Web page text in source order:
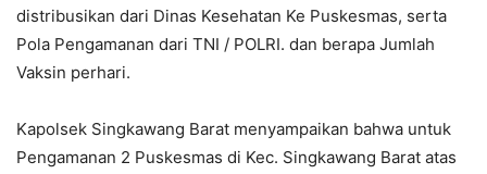
distribusikan dari Dinas Kesehatan Ke Puskesmas, serta
Pola Pengamanan dari TNI / POLRI. dan berapa Jumlah
Vaksin perhari.
Kapolsek Singkawang Barat menyampaikan bahwa untuk
Pengamanan 2 Puskesmas di Kec. Singkawang Barat atas